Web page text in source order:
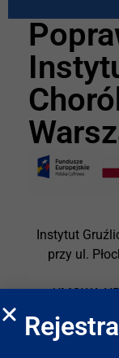
Instytut
przy ul.
UMOWA
pn.